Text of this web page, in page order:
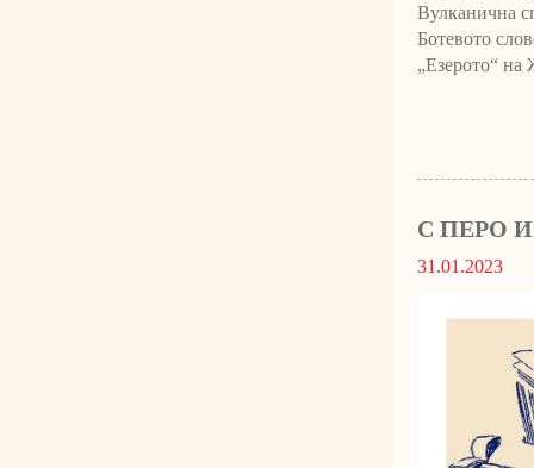
Вулканична
Ботевото
„Езерото“ на
С ПЕРО
31.01.2023